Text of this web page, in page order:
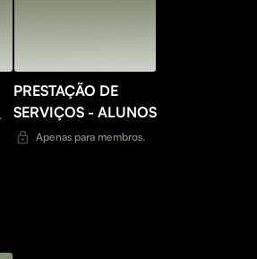
PRESTAÇÃO DE
SERVIÇOS - ALUNOS
Apenas para membros.